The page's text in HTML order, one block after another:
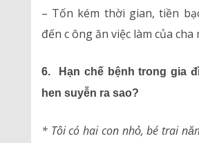
– Tốn kém thời gian, tiền
đến c ông ăn việc làm của cha
6. Hạn chế bệnh trong gia
hen suyễn ra sao?
* Tôi có hai con nhỏ, bé trai